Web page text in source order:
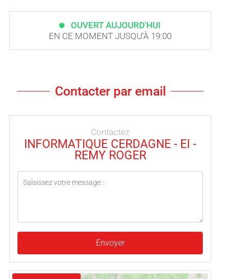
OUVERT AUJOURD'HUI
EN CE MOMENT JUSQU'À 19:00
Contacter par email
Contactez
INFORMATIQUE CERDAGNE - EI -
REMY ROGER
Envoyer